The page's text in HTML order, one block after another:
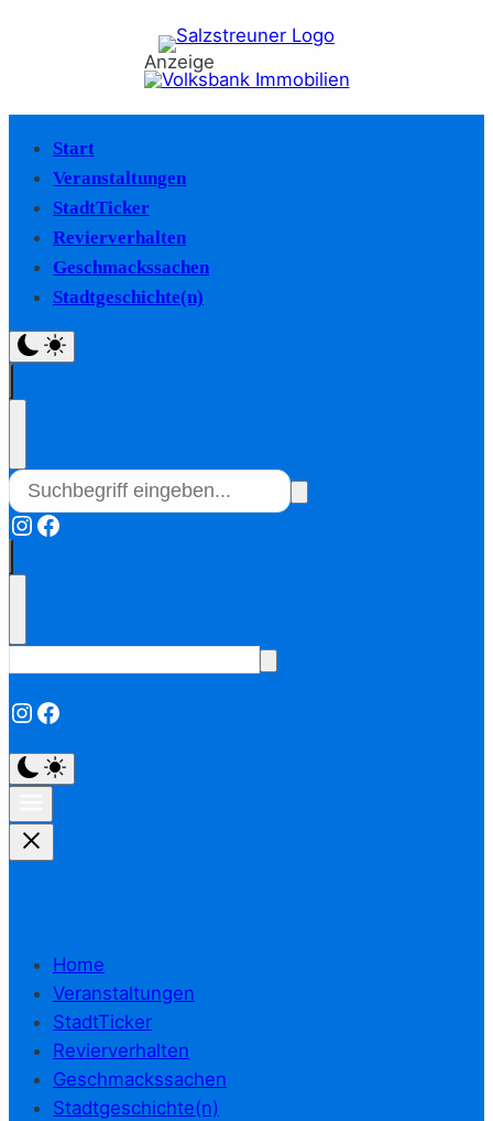
Anzeige
Start
Veranstaltungen
StadtTicker
Revierverhalten
Geschmackssachen
Stadtgeschichte(n)
Instagram
Facebook
Instagram
Facebook
Home
Veranstaltungen
StadtTicker
Revierverhalten
Geschmackssachen
Stadtgeschichte(n)